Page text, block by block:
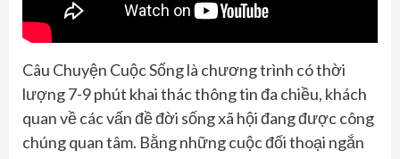
Câu Chuyện Cuộc Sống là chương trình có thời
lượng 7-9 phút khai thác thông tin đa chiều, khách
quan về các vấn đề đời sống xã hội đang được công
chúng quan tâm. Bằng những cuộc đối thoại ngắn